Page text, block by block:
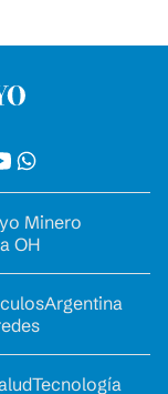
Minero
OH
Argentina
Tecnología